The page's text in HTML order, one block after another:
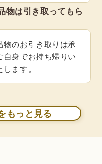
物は引き取ってもら
のお引き取りは承
自身でお持ち帰りい
ます。
もっと見る